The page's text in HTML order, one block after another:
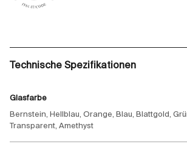
Technische Spezifikationen
Glasfarbe
Bernstein, Hellblau, Orange, Blau, Blattgold,
Transparent, Amethyst